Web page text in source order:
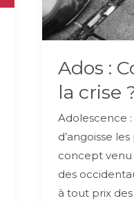
Ados :
la crise
Adolescence
d’angoisse
concept venu
des
à tout prix